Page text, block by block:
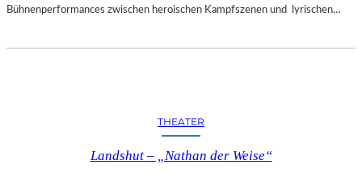
Bühnenperformances zwischen heroischen Kampfszenen und lyrischen…
THEATER
Landshut – „Nathan der Weise“